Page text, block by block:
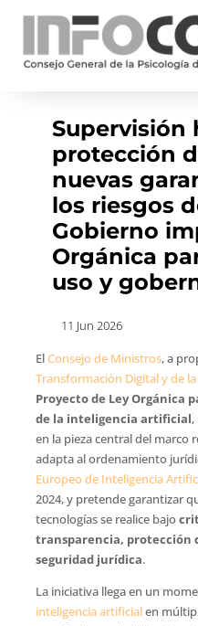
Supervisión
protección
nuevas
los riesgos
Gobierno
Orgánica
uso y
11 Jun 2026
ElConsejo de Ministros, a
Transformación Digital y de
Proyecto de Ley Orgánica
de la inteligencia artificial
en la pieza central del marco
adapta al ordenamiento
Europeo de Inteligencia
2024, y pretende garantizar
tecnologías se realice bajo
transparencia, protección
seguridad jurídica.
La iniciativa llega en un
inteligencia artificialen